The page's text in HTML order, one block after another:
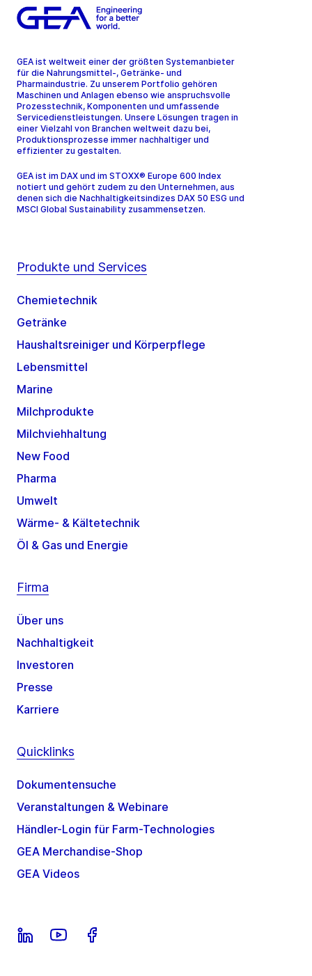
GEA ist weltweit einer der größten Systemanbieter
für die Nahrungsmittel-, Getränke- und
Pharmaindustrie. Zu unserem Portfolio gehören
Maschinen und Anlagen ebenso wie anspruchsvolle
Prozesstechnik, Komponenten und umfassende
Servicedienstleistungen. Unsere Lösungen tragen in
einer Vielzahl von Branchen weltweit dazu bei,
Produktionsprozesse immer nachhaltiger und
effizienter zu gestalten.
GEA ist im DAX und im STOXX® Europe 600 Index
notiert und gehört zudem zu den Unternehmen, aus
denen sich die Nachhaltigkeitsindizes DAX 50 ESG und
MSCI Global Sustainability zusammensetzen.
Produkte und Services
Chemietechnik
Getränke
Haushaltsreiniger und Körperpflege
Lebensmittel
Marine
Milchprodukte
Milchviehhaltung
New Food
Pharma
Umwelt
Wärme- & Kältetechnik
Öl & Gas und Energie
Firma
Über uns
Nachhaltigkeit
Investoren
Presse
Karriere
Quicklinks
Dokumentensuche
Veranstaltungen & Webinare
Händler-Login für Farm-Technologies
GEA Merchandise-Shop
GEA Videos